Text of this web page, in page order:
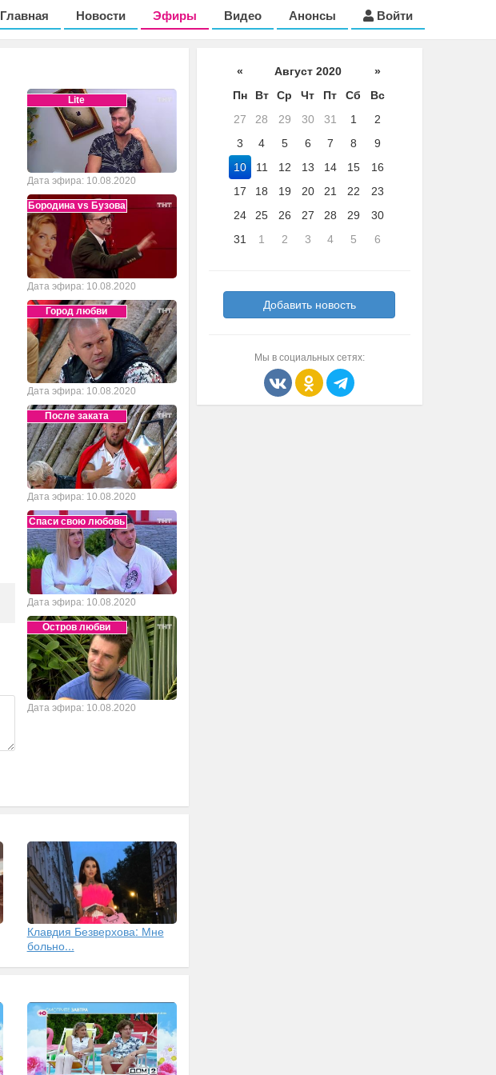
Главная Новости Эфиры Видео Анонсы Войти
Lite
Дата эфира: 10.08.2020
Бородина vs Бузова
Дата эфира: 10.08.2020
Город любви
Дата эфира: 10.08.2020
После заката
Дата эфира: 10.08.2020
Спаси свою любовь
Дата эфира: 10.08.2020
Остров любви
Дата эфира: 10.08.2020
Клавдия Безверхова: Мне
больно...
« Август 2020
»
Пн
Вт Ср Чт Пт Сб
Вс
27
28 29 30 31 1
2
3
4 5 6 7 8
9
10
11 12 13 14 15
16
17
18 19 20 21 22
23
24
25 26 27 28 29
30
31
1 2 3 4 5 6
Добавить новость
Мы в социальных сетях: